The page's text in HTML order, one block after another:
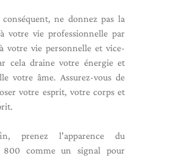
conséquent, ne donnez pas la
votre vie professionnelle par
votre vie personnelle et vice-
cela draine votre énergie et
votre âme. Assurez-vous de
votre esprit, votre corps et
prenez l'apparence du
800 comme un signal pour